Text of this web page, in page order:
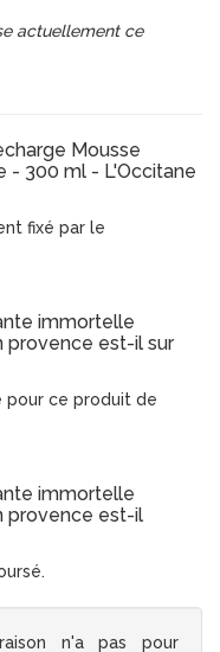
actuellement ce
Mousse
- 300 ml - L'Occitane
fixé par le
immortelle
provence est-il sur
pour ce produit de
immortelle
provence est-il
n'a pas pour